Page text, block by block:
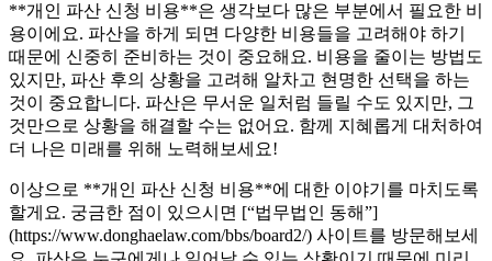
**개인 파산 신청 비용**은 생각보다 많은 부분에서 필요한 비
용이에요. 파산을 하게 되면 다양한 비용들을 고려해야 하기
때문에 신중히 준비하는 것이 중요해요. 비용을 줄이는 방법도
있지만, 파산 후의 상황을 고려해 알차고 현명한 선택을 하는
것이 중요합니다. 파산은 무서운 일처럼 들릴 수도 있지만, 그
것만으로 상황을 해결할 수는 없어요. 함께 지혜롭게 대처하여
더 나은 미래를 위해 노력해보세요!
이상으로 **개인 파산 신청 비용**에 대한 이야기를 마치도록
할게요. 궁금한 점이 있으시면 [“법무법인 동해”]
(https://www.donghaelaw.com/bbs/board2/) 사이트를 방문해보세